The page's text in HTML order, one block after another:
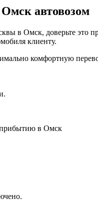
автовозом
в Омск, доверьте это
клиенту.
комфортную
прибытию в Омск